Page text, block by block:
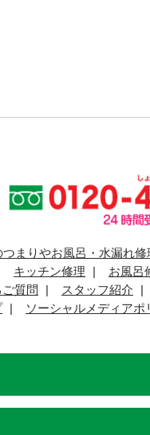
まりやお風呂・水漏れ修
キッチン修理 お風呂
質問 スタッフ紹介
ソーシャルメディアポ